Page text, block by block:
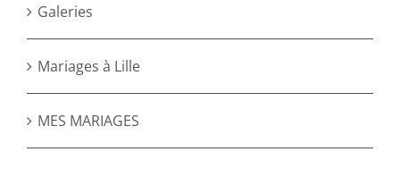
Galeries
Mariages à Lille
MES MARIAGES